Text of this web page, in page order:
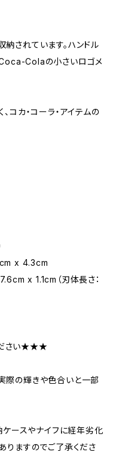
されています。ハンドル
Coca-Colaの小さいロゴメ
コカ・コーラ・アイテムの
x 4.3cm
x 1.1cm（刃体長さ：
さい★★★
際の輝きや色合いと一部
ースやナイフに経年劣化
りますのでご了承くださ